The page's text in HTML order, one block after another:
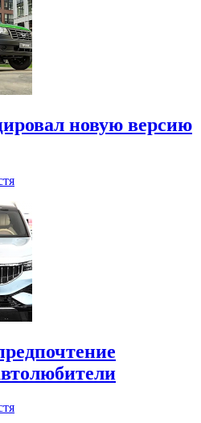
новую версию